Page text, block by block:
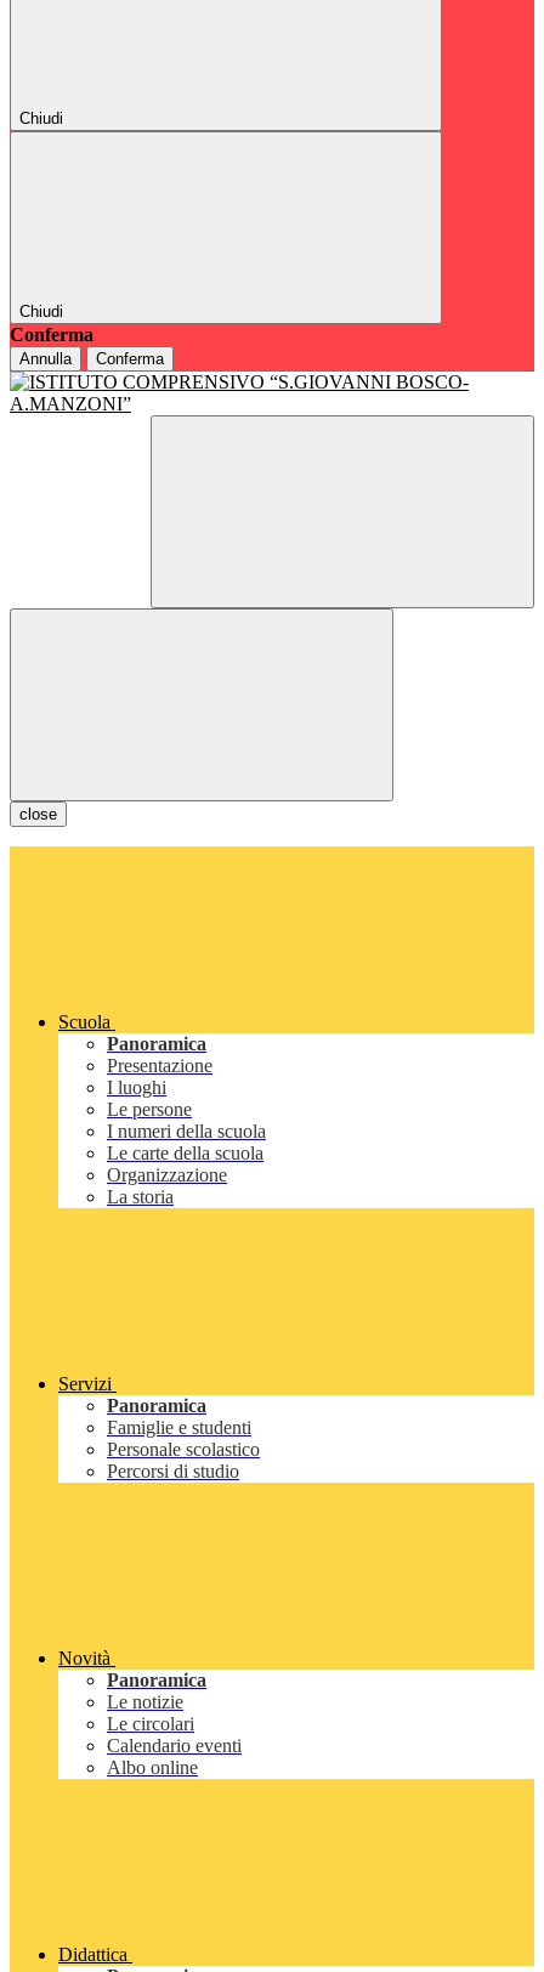
Chiudi
Chiudi
Conferma
Annulla Conferma
close
Scuola
Panoramica
Presentazione
I luoghi
Le persone
I numeri della scuola
Le carte della scuola
Organizzazione
La storia
Servizi
Panoramica
Famiglie e studenti
Personale scolastico
Percorsi di studio
Novità
Panoramica
Le notizie
Le circolari
Calendario eventi
Albo online
Didattica